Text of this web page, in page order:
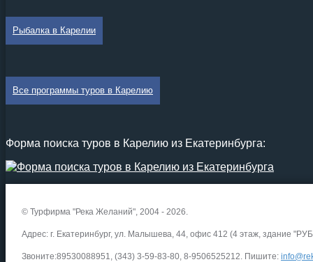
Рыбалка в Карелии
Все программы туров в Карелию
Форма поиска туров в Карелию из Екатеринбурга:
© Турфирма "Река Желаний", 2004 - 2026.
Адрес: г. Екатеринбург, ул. Малышева, 44, офис 412 (4 этаж, здание
Звоните:89530088951, (343) 3-59-83-80, 8-9506525212. Пишите: